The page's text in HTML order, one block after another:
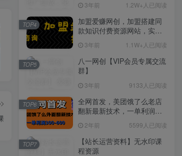
（9448期）2024网易云音乐人挂机项目，单机日入150+，无脑月入5000+
3年前 1.2W+人已阅读
加盟爱赚网创，加盟搭建同
款知识付费资源网站，实现
3年前 1.1W+人已阅读
TOP4
八一网创【VIP会员专属交流
群】
3年前 9133人已阅读
TOP5
全网首发，美团饿了么老店
翻新最新技术，一单利润
2年前 5599人已阅读
TOP6
【站长运营资料】无水印课
程资源
TOP7